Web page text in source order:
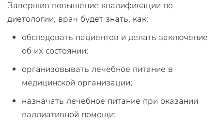
Завершив повышение квалификации по
диетологии, врач будет знать, как:
обследовать пациентов и делать заключение
об их состоянии;
организовывать лечебное питание в
медицинской организации;
назначать лечебное питание при оказании
паллиативной помощи;